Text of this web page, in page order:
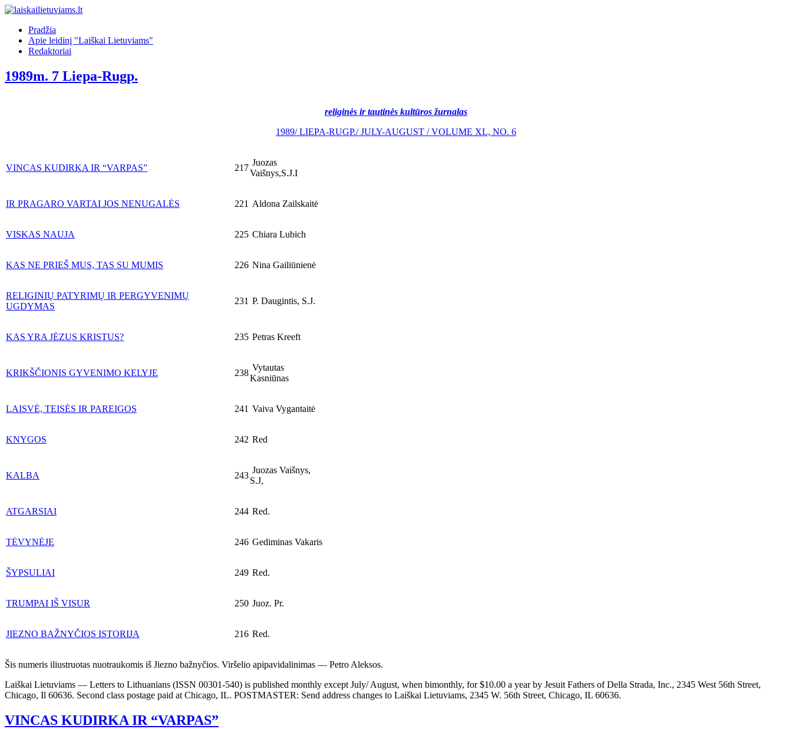
Pradžia
Apie leidinį "Laiškai Lietuviams"
Redaktoriai
1989m. 7 Liepa-Rugp.
religinės ir tautinės kultūros žurnalas
1989/ LIEPA-RUGP./ JULY-AUGUST / VOLUME XL, NO. 6
VINCAS KUDIRKA IR “VARPAS” 217
Juozas
Vaišnys,S.J.I
IR PRAGARO VARTAI JOS NENUGALĖS 221 Aldona Zailskaitė
VISKAS NAUJA 225 Chiara Lubich
KAS NE PRIEŠ MUS, TAS SU MUMIS 226 Nina Gailiūnienė
RELIGINIŲ PATYRIMŲ IR PERGYVENIMŲ
UGDYMAS
231 P. Daugintis, S.J.
KAS YRA JĖZUS KRISTUS? 235 Petras Kreeft
KRIKŠČIONIS GYVENIMO KELYJE 238
Vytautas
Kasniūnas
LAISVĖ, TEISĖS IR PAREIGOS 241 Vaiva Vygantaitė
KNYGOS 242 Red
KALBA 243
Juozas Vaišnys,
S.J,
ATGARSIAI 244 Red.
TĖVYNĖJE 246 Gediminas Vakaris
ŠYPSULIAI 249 Red.
TRUMPAI IŠ VISUR 250 Juoz. Pr.
JIEZNO BAŽNYČIOS ISTORIJA 216 Red.
Šis numeris iliustruotas nuotraukomis iš Jiezno bažnyčios. Viršelio apipavidalinimas — Petro Aleksos.
Laiškai Lietuviams — Letters to Lithuanians (ISSN 00301-540) is published monthly except July/ August, when bimonthly, for $10.00 a year by Jesuit Fathers of Della Strada, Inc., 2345 West 56th Street,
Chicago, Il 60636. Second class postage paid at Chicago, IL. POSTMASTER: Send address changes to Laiškai Lietuviams, 2345 W. 56th Street, Chicago, IL 60636.
VINCAS KUDIRKA IR “VARPAS”